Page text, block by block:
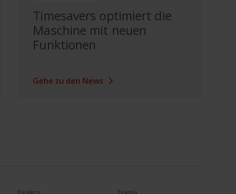
Timesavers optimiert die
Maschine mit neuen
Funktionen
Gehe zu den News
Dealers Teamly